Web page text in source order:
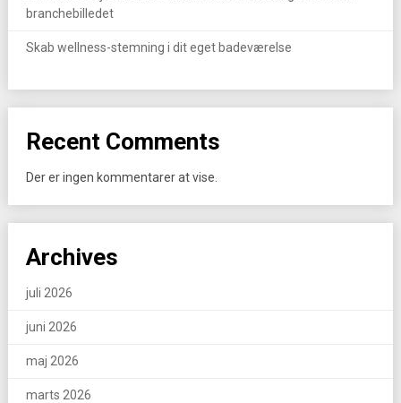
branchebilledet
Skab wellness-stemning i dit eget badeværelse
Recent Comments
Der er ingen kommentarer at vise.
Archives
juli 2026
juni 2026
maj 2026
marts 2026